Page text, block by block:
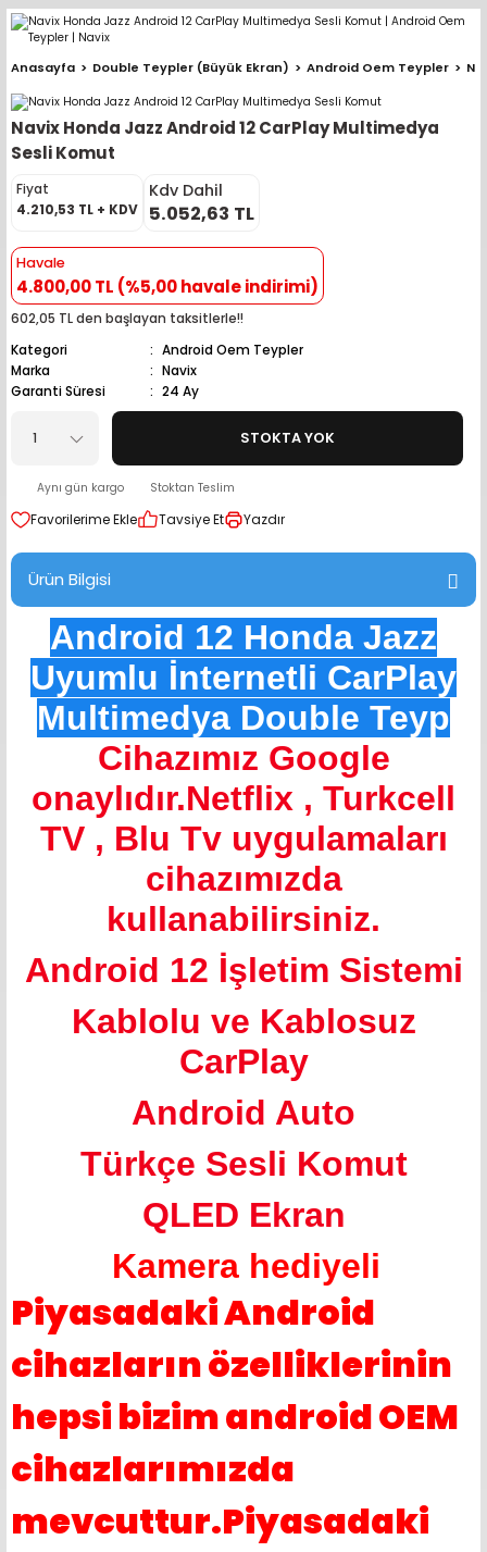
Geri Dön
Geri Dön
Teypler
Geri Dön
Geri Dön
Hoparlör Takımları
Takımları
Hoparlör Takımları
Hoparlör Takımları
Takımları
Takımları
Hoparlör Takımları
Geri Dön
Geri Dön
Geri Dön
Geri Dön
İçinden Ekran Çıkan )
Geri Dön
Anasayfa Double Teypler (Büyük Ekran) Android Oem Teypler
Navix Honda Jazz Android 12 CarPlay Multimedya
Sesli Komut
Fiyat
4.210,53 TL + KDV
Kdv Dahil
5.052,63 TL
Havale
4.800,00 TL (%5,00 havale indirimi)
602,05 TL den başlayan taksitlerle!!
Kategori
Android Oem Teypler
Marka
Navix
Garanti Süresi
24 Ay
STOKTA YOK
Aynı gün kargo Stoktan Teslim
Tavsiye Et Yazdır
Ürün Bilgisi
Android 12 Honda Jazz
Uyumlu İnternetli CarPlay
Multimedya Double Teyp
Cihazımız Google
onaylıdır.Netflix , Turkcell
TV , Blu Tv uygulamaları
cihazımızda
kullanabilirsiniz.
Android 12 İşletim Sistemi
Kablolu ve Kablosuz
CarPlay
Android Auto
Türkçe Sesli Komut
QLED Ekran
Kamera hediyeli
Piyasadaki Android
cihazların özelliklerinin
hepsi bizim android OEM
cihazlarımızda
mevcuttur.Piyasadaki